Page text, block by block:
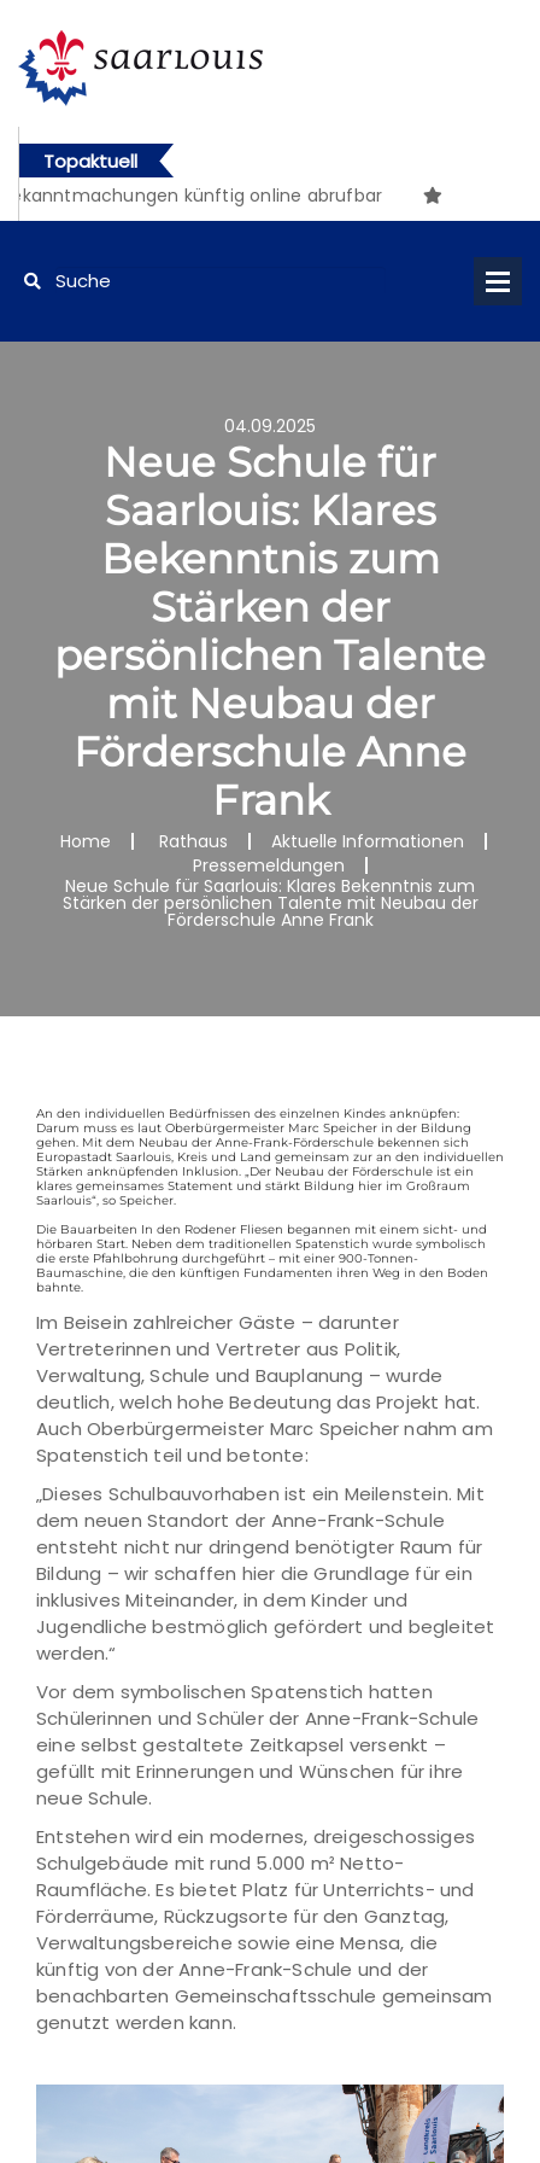
Topaktuell
künftig online abrufbar
04.09.2025
Neue Schule für
Saarlouis: Klares
Bekenntnis zum
Stärken der
persönlichen Talente
mit Neubau der
Förderschule Anne
Frank
Home Rathaus
Aktuelle Informationen
Pressemeldungen
Neue Schule für Saarlouis: Klares Bekenntnis zum
Stärken der persönlichen Talente mit Neubau der
Förderschule Anne Frank
An den individuellen Bedürfnissen des einzelnen Kindes anknüpfen:
Darum muss es laut Oberbürgermeister Marc Speicher in der Bildung
gehen. Mit dem Neubau der Anne-Frank-Förderschule bekennen sich
Europastadt Saarlouis, Kreis und Land gemeinsam zur an den individuellen
Stärken anknüpfenden Inklusion. „Der Neubau der Förderschule ist ein
klares gemeinsames Statement und stärkt Bildung hier im Großraum
Saarlouis“, so Speicher.
Die Bauarbeiten In den Rodener Fliesen begannen mit einem sicht- und
hörbaren Start. Neben dem traditionellen Spatenstich wurde symbolisch
die erste Pfahlbohrung durchgeführt – mit einer 900-Tonnen-
Baumaschine, die den künftigen Fundamenten ihren Weg in den Boden
bahnte.
Im Beisein zahlreicher Gäste – darunter
Vertreterinnen und Vertreter aus Politik,
Verwaltung, Schule und Bauplanung – wurde
deutlich, welch hohe Bedeutung das Projekt hat.
Auch Oberbürgermeister Marc Speicher nahm am
Spatenstich teil und betonte:
„Dieses Schulbauvorhaben ist ein Meilenstein. Mit
dem neuen Standort der Anne-Frank-Schule
entsteht nicht nur dringend benötigter Raum für
Bildung – wir schaffen hier die Grundlage für ein
inklusives Miteinander, in dem Kinder und
Jugendliche bestmöglich gefördert und begleitet
werden.“
Vor dem symbolischen Spatenstich hatten
Schülerinnen und Schüler der Anne-Frank-Schule
eine selbst gestaltete Zeitkapsel versenkt –
gefüllt mit Erinnerungen und Wünschen für ihre
neue Schule.
Entstehen wird ein modernes, dreigeschossiges
Schulgebäude mit rund 5.000 m² Netto-
Raumfläche. Es bietet Platz für Unterrichts- und
Förderräume, Rückzugsorte für den Ganztag,
Verwaltungsbereiche sowie eine Mensa, die
künftig von der Anne-Frank-Schule und der
benachbarten Gemeinschaftsschule gemeinsam
genutzt werden kann.